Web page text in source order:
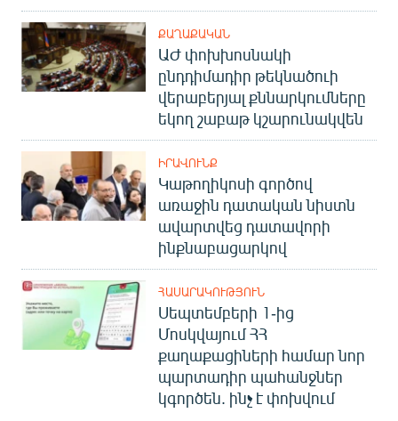
ՔԱՂԱՔԱԿԱՆ
ԱԺ փոխխոսնակի
ընդդիմադիր թեկնածուի
վերաբերյալ քննարկումները
եկող շաբաթ կշարունակվեն
ԻՐԱՎՈՒՆՔ
Կաթողիկոսի գործով
առաջին դատական նիստն
ավարտվեց դատավորի
ինքնաբացարկով
ՀԱՍԱՐԱԿՈՒԹՅՈՒՆ
Սեպտեմբերի 1-ից
Մոսկվայում ՀՀ
քաղաքացիների համար նոր
պարտադիր պահանջներ
կգործեն. ինչ է փոխվում